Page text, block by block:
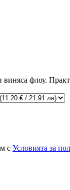
флоу.
с Условията за